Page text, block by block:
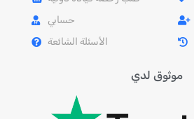
حسابي
الأسئلة الشائعة
موثوق لدي